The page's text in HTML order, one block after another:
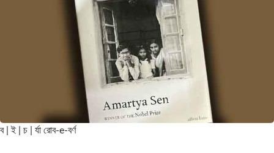
ব | ই | চ | র্যা রোব-e-বর্ণ